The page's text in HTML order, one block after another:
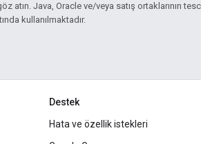
atın. Java, Oracle ve/veya satış ortaklarının
kullanılmaktadır.
Destek
Hata ve özellik istekleri